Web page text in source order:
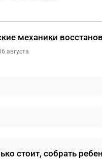
механики
августа
стоит, собрать